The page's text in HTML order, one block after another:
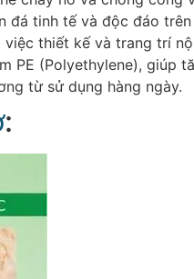
tinh tế và độc đáo
thiết kế và trang trí
PE (Polyethylene), giúp
từ sử dụng hàng ngày.
: